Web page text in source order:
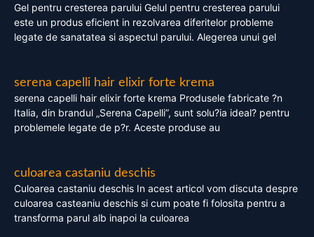
Gel pentru cresterea parului Gelul pentru cresterea parului
este un produs eficient in rezolvarea diferitelor probleme
legate de sanatatea si aspectul parului. Alegerea unui gel
serena capelli hair elixir forte krema
serena capelli hair elixir forte krema Produsele fabricate ?n
Italia, din brandul „Serena Capelli”, sunt solu?ia ideal? pentru
problemele legate de p?r. Aceste produse au
culoarea castaniu deschis
Culoarea castaniu deschis In acest articol vom discuta despre
culoarea casteaniu deschis si cum poate fi folosita pentru a
transforma parul alb inapoi la culoarea